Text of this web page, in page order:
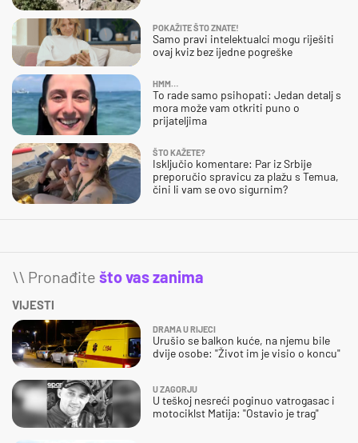
POKAŽITE ŠTO ZNATE!
Samo pravi intelektualci mogu riješiti
ovaj kviz bez ijedne pogreške
HMM…
To rade samo psihopati: Jedan detalj s
mora može vam otkriti puno o
prijateljima
ŠTO KAŽETE?
Isključio komentare: Par iz Srbije
preporučio spravicu za plažu s Temua,
čini li vam se ovo sigurnim?
\\ Pronađite što vas zanima
VIJESTI
DRAMA U RIJECI
Urušio se balkon kuće, na njemu bile
dvije osobe: "Život im je visio o koncu"
U ZAGORJU
U teškoj nesreći poginuo vatrogasac i
motociklst Matija: "Ostavio je trag"